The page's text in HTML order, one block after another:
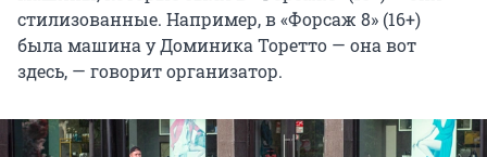
стилизованные. Например, в «Форсаж 8» (16+)
была машина у Доминика Торетто — она вот
здесь, — говорит организатор.